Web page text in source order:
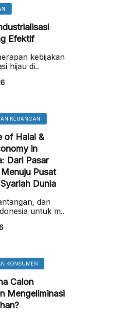
Efektif
kebijakan
hijau di..
KEUANGAN
of Halal &
in
Dari Pasar
Pusat
Dunia
dan
untuk m..
KONSUMEN
Calon
Mengeliminasi